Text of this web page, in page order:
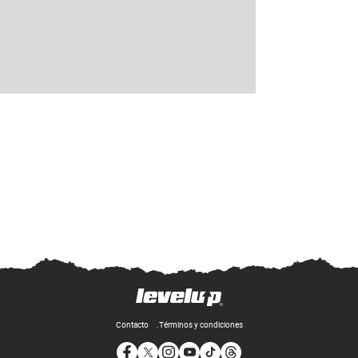
Contacto Términos y condiciones